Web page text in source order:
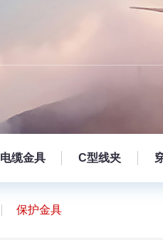
电缆金具 C型线夹
保护金具